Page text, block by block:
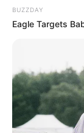
BUZZDAY
Eagle Targets